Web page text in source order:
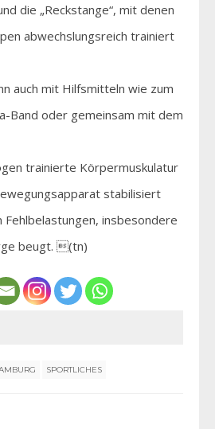
die „Reckstange“, mit denen
abwechslungsreich trainiert
auch mit Hilfsmitteln wie zum
Band oder gemeinsam mit dem
trainierte Körpermuskulatur
stabilisiert
Fehlbelastungen, insbesondere
beugt. (tn)
SPORTLICHES